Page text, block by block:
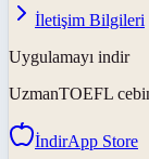
İletişim Bilgileri
Uygulamayı indir
UzmanTOEFL
İndirApp Store